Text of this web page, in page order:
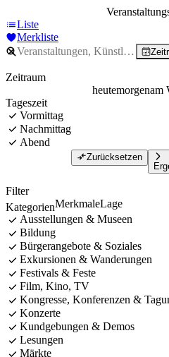
Liste
Merkliste
Zeitraum
heutemorgenam
Tageszeit
Vormittag
Nachmittag
Abend
Zurücksetzen
Filter
KategorienMerkmaleLage
Ausstellungen & Museen
Bildung
Bürgerangebote & Soziales
Exkursionen & Wanderungen
Festivals & Feste
Film, Kino, TV
Kongresse, Konferenzen &
Konzerte
Kundgebungen & Demos
Lesungen
Märkte